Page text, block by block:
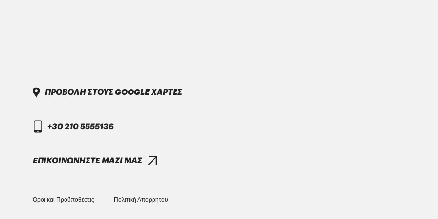
DTFR 29C130
GANDCOOL-PRO G-12++
ΠΡΟΒΟΛΗ ΣΤΟΥΣ GOOGLE ΧΑΡΤΕΣ
+30 210 5555136
ΕΠΙΚΟΙΝΩΝΗΣΤΕ ΜΑΖΙ ΜΑΣ
Όροι και Προϋποθέσεις Πολιτική Απορρήτου